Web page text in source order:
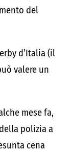
del
d’Italia (il
valere un
mese fa,
polizia a
cena